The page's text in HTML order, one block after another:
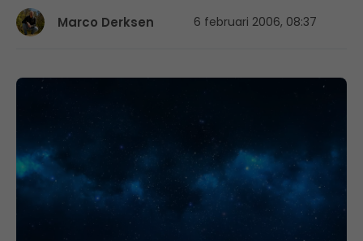
Marco Derksen 6 februari 2006, 08:37